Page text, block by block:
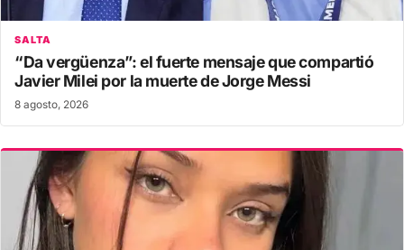
SALTA
“Da vergüenza”: el fuerte mensaje que compartió
Javier Milei por la muerte de Jorge Messi
8 agosto, 2026